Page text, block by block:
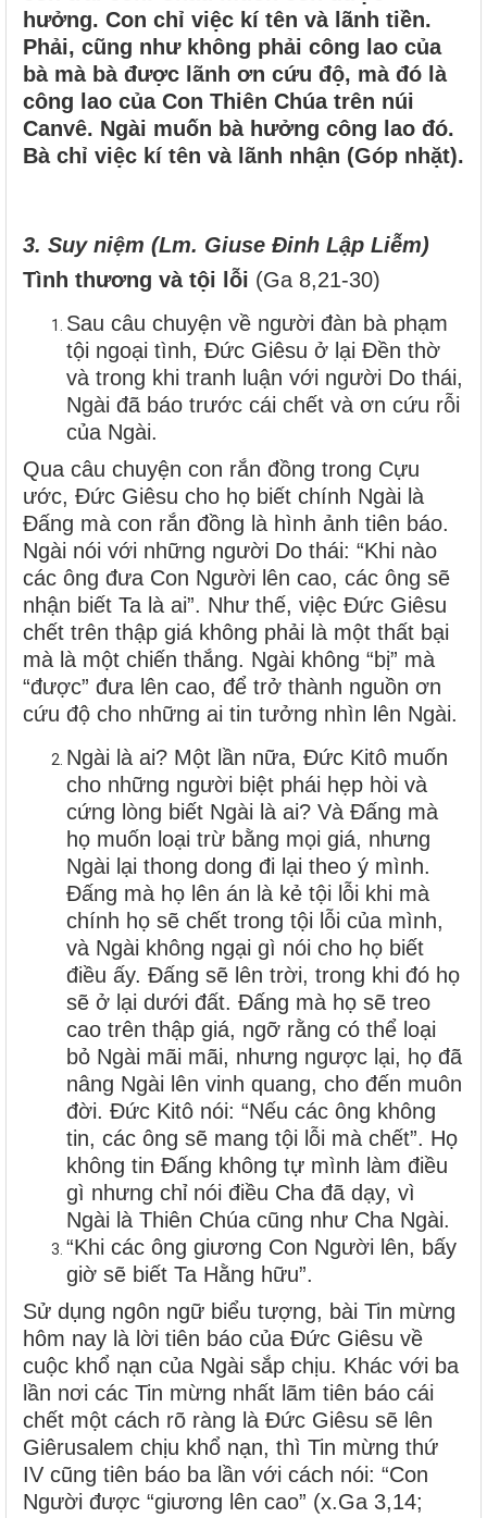
hưởng. Con chỉ việc kí tên và lãnh tiền.
Phải, cũng như không phải công lao của
bà mà bà được lãnh ơn cứu độ, mà đó là
công lao của Con Thiên Chúa trên núi
Canvê. Ngài muốn bà hưởng công lao đó.
Bà chỉ việc kí tên và lãnh nhận (Góp nhặt).
3. Suy niệm (Lm. Giuse Đinh Lập Liễm)
Tình thương và tội lỗi (Ga 8,21-30)
Sau câu chuyện về người đàn bà phạm
tội ngoại tình, Đức Giêsu ở lại Đền thờ
và trong khi tranh luận với người Do thái,
Ngài đã báo trước cái chết và ơn cứu rỗi
của Ngài.
Qua câu chuyện con rắn đồng trong Cựu
ước, Đức Giêsu cho họ biết chính Ngài là
Đấng mà con rắn đồng là hình ảnh tiên báo.
Ngài nói với những người Do thái: “Khi nào
các ông đưa Con Người lên cao, các ông sẽ
nhận biết Ta là ai”. Như thế, việc Đức Giêsu
chết trên thập giá không phải là một thất bại
mà là một chiến thắng. Ngài không “bị” mà
“được” đưa lên cao, để trở thành nguồn ơn
cứu độ cho những ai tin tưởng nhìn lên Ngài.
Ngài là ai? Một lần nữa, Đức Kitô muốn
cho những người biệt phái hẹp hòi và
cứng lòng biết Ngài là ai? Và Đấng mà
họ muốn loại trừ bằng mọi giá, nhưng
Ngài lại thong dong đi lại theo ý mình.
Đấng mà họ lên án là kẻ tội lỗi khi mà
chính họ sẽ chết trong tội lỗi của mình,
và Ngài không ngại gì nói cho họ biết
điều ấy. Đấng sẽ lên trời, trong khi đó họ
sẽ ở lại dưới đất. Đấng mà họ sẽ treo
cao trên thập giá, ngỡ rằng có thể loại
bỏ Ngài mãi mãi, nhưng ngược lại, họ đã
nâng Ngài lên vinh quang, cho đến muôn
đời. Đức Kitô nói: “Nếu các ông không
tin, các ông sẽ mang tội lỗi mà chết”. Họ
không tin Đấng không tự mình làm điều
gì nhưng chỉ nói điều Cha đã dạy, vì
Ngài là Thiên Chúa cũng như Cha Ngài.
“Khi các ông giương Con Người lên, bấy
giờ sẽ biết Ta Hằng hữu”.
Sử dụng ngôn ngữ biểu tượng, bài Tin mừng
hôm nay là lời tiên báo của Đức Giêsu về
cuộc khổ nạn của Ngài sắp chịu. Khác với ba
lần nơi các Tin mừng nhất lãm tiên báo cái
chết một cách rõ ràng là Đức Giêsu sẽ lên
Giêrusalem chịu khổ nạn, thì Tin mừng thứ
IV cũng tiên báo ba lần với cách nói: “Con
Người được “giương lên cao” (x.Ga 3,14;